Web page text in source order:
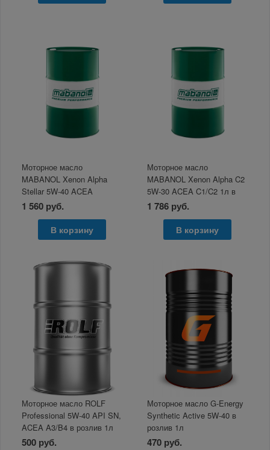
Моторное масло
MABANOL Xenon Alpha
Stellar 5W-40 ACEA
A3/B3/B4 1л розлив
1 560 руб.
В корзину
Моторное масло
MABANOL Xenon Alpha C2
5W-30 ACEA C1/C2 1л в
розлив
1 786 руб.
В корзину
Моторное масло ROLF
Professional 5W-40 API SN,
ACEA A3/B4 в розлив 1л
500 руб.
Моторное масло G-Energy
Synthetic Active 5W-40 в
розлив 1л
470 руб.